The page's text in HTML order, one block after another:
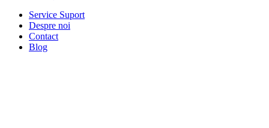
Service Suport
Despre noi
Contact
Blog